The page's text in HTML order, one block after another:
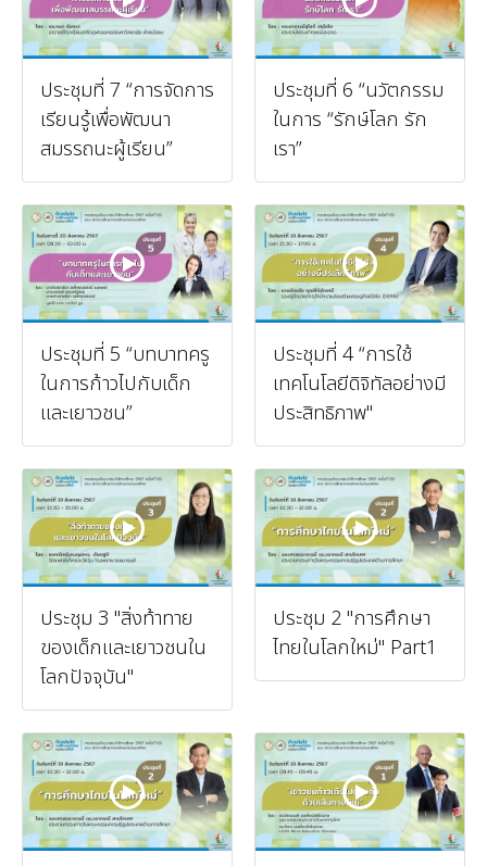
ประชุมที่ 7 “การจัดการ
เรียนรู้เพื่อพัฒนา
สมรรถนะผู้เรียน”
ประชุมที่ 6 “นวัตกรรม
ในการ “รักษ์โลก รัก
เรา”
ประชุมที่ 5 “บทบาทครู
ในการก้าวไปกับเด็ก
และเยาวชน”
ประชุมที่ 4 “การใช้
เทคโนโลยีดิจิทัลอย่างมี
ประสิทธิภาพ"
ประชุม 3 "สิ่งท้าทาย
ของเด็กและเยาวชนใน
โลกปัจจุบัน"
ประชุม 2 "การศึกษา
ไทยในโลกใหม่" Part1